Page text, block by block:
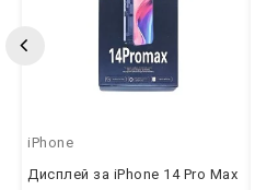
iPhone
Дисплей за iPhone 14 Pro Max